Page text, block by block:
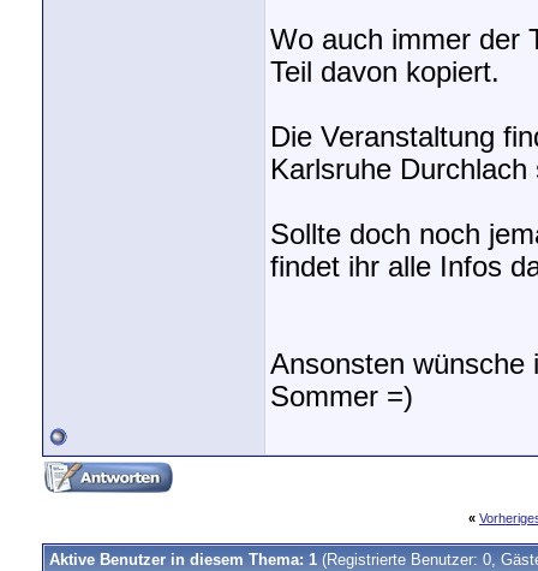
Wo auch immer der
Teil davon kopiert.
Die Veranstaltung
Karlsruhe Durchlach
Sollte doch noch
findet ihr alle Infos
Ansonsten wünsche
Sommer =)
«
Aktive Benutzer in diesem Thema: 1 (Registrierte Benutzer: 0,